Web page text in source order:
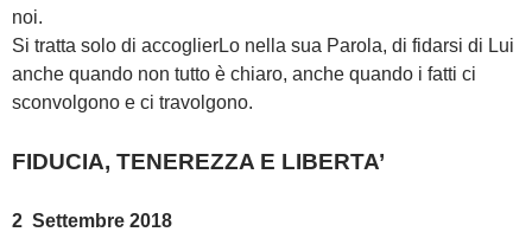
noi.
Si tratta solo di accoglierLo nella sua Parola, di fidarsi di Lui
anche quando non tutto è chiaro, anche quando i fatti ci
sconvolgono e ci travolgono.
FIDUCIA, TENEREZZA E LIBERTA’
2 Settembre 2018